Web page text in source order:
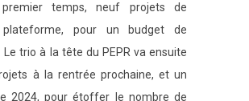
temps, neuf projets de
pour un budget de
Le trio à la tête du PEPR va ensuite
à la rentrée prochaine, et un
2024, pour étoffer le nombre de